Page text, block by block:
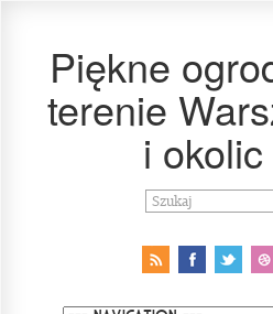
Piękne
terenie
i okolic